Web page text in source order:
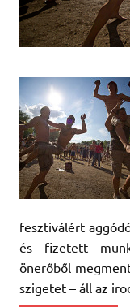
fesztiválért
és fizetett
önerőből
szigetet – áll az